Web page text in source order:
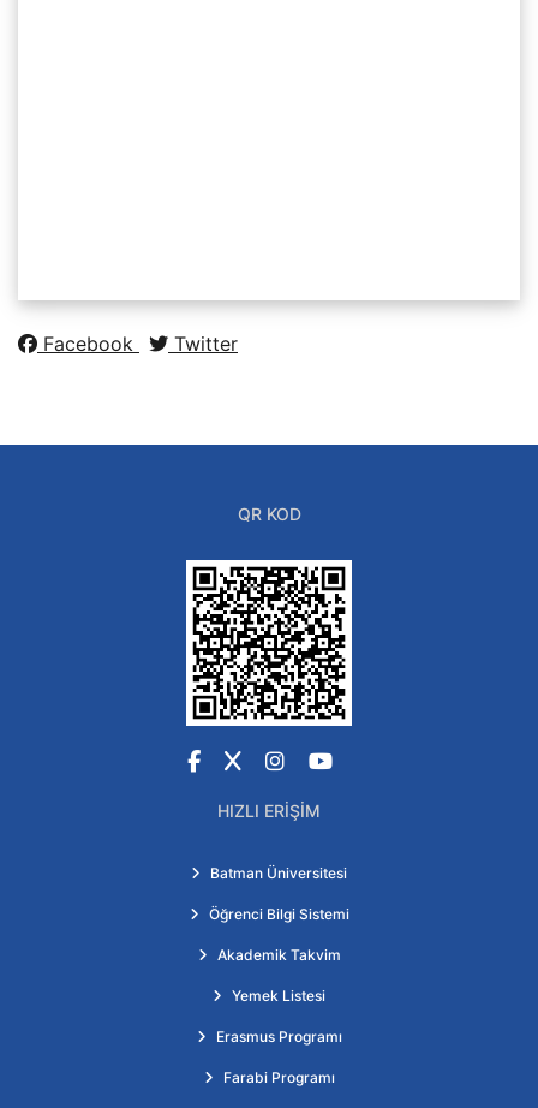
Facebook Twitter
QR KOD
Facebook
X Instagram
YouTube
HIZLI ERIŞIM
Batman Üniversitesi
Öğrenci Bilgi Sistemi
Akademik Takvim
Yemek Listesi
Erasmus Programı
Farabi Programı